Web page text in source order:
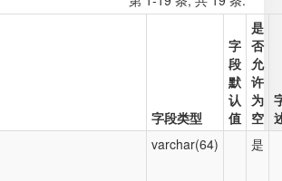
字段类型
字
段
默
认
值
是
否
允
许
为
空
varchar(64) 是